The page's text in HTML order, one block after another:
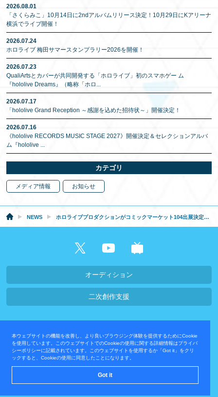
本ウェブサイトの機能を改善し、より良いブラウジング体験を提供するためにCookie
を使用しています。このウェブサイトでのCookieの使用に関する詳細情報はプライバ
シーポリシーに記載されています。このウェブサイトを使用するか「Got it」をクリ
ックすると、Cookieの使用に同意したことになります。
Got it
2026.08.01
「さくらみこ」10月14日に2ndアルバムリリース決定！10月29日にKアリーナ
横浜でライブ開催！
2026.07.24
ホロライブ 梅田サマースタンプラリー2026を開催！
2026.07.23
QualiArtsとカバーが共同開発する「ホロライブ」初のスマホゲー ム
『hololive Dreams』（略称「ホロ ...
2026.07.17
「hololive Grand Reception ～感謝を込めた招待状～」開催決定！
2026.07.16
《hololive RECORDS MUSIC STAGE 2027》開催決定＆セレクションアルバ
ム『hololive ...
カテゴリ
メディア情報 お知らせ
NEWS ホロライブプロダクションがコミックマーケット104出展決定！『魔法少女ホロウィッチ！』『hololive OFFICIAL CARD GAME』などの企画最新情報や、コミケオリジナルグッズも販売予定！
オーディション
二次創作支援
プライバシーポリシー
お問い合わせ
運営会社
© COVER